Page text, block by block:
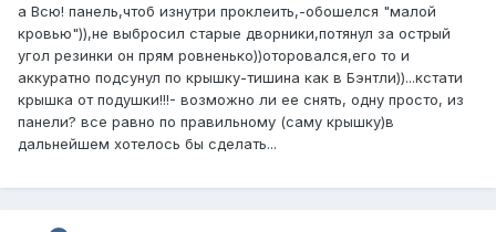
а Всю! панель,чтоб изнутри проклеить,-обошелся "малой
кровью")),не выбросил старые дворники,потянул за острый
угол резинки он прям ровненько))оторовался,его то и
аккуратно подсунул по крышку-тишина как в Бэнтли))...кстати
крышка от подушки!!!- возможно ли ее снять, одну просто, из
панели? все равно по правильному (саму крышку)в
дальнейшем хотелось бы сделать...